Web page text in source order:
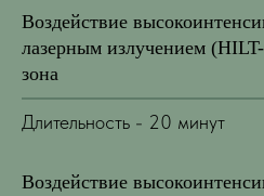
Воздействие
лазерным излучением
зона
Длительность - 20 минут
Воздействие